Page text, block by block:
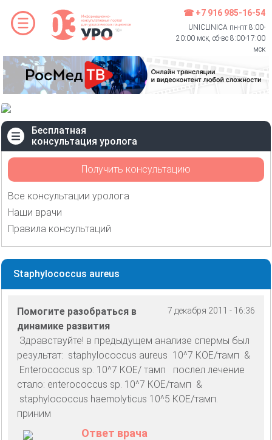
☎ +7 916 985-16-54
UNICLINICA пн-пт 8:00-
20:00 мск, сб-вс 8:00-17:00
мск
Бесплатная
консультация уролога
Получить консультацию
Все консультации уролога
Наши врачи
Правила консультаций
Staphylococcus aureus
7 декабря 2011 - 16:36
Помогите разобраться в
динамике развития
Здравствуйте! в предыдущем анализе спермы был
результат: staphylococcus aureus 10^7 КОЕ/тамп &
Enterococcus sp. 10^7 КОЕ/ тамп послел лечение
стало: enterococcus sp. 10^7 КОЕ/тамп &
staphylococcus haemolyticus 10^5 КОЕ/тамп.
приним
Ответ врача